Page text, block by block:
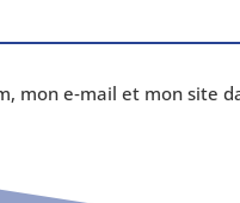
mon e‑mail et mon site